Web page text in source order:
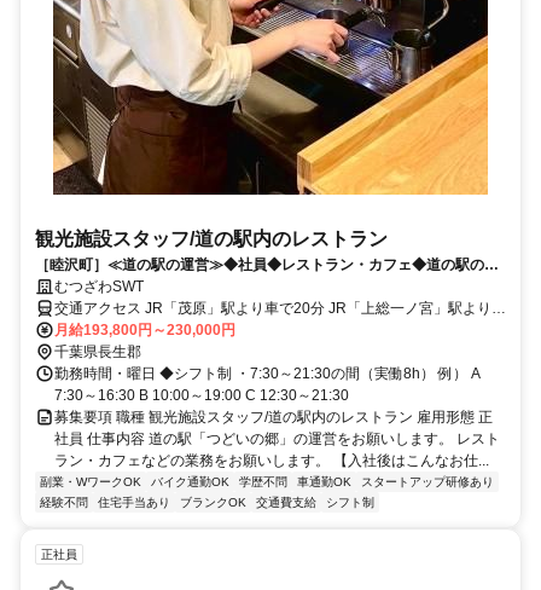
観光施設スタッフ/道の駅内のレストラン
［睦沢町］≪道の駅の運営≫◆社員◆レストラン・カフェ◆道の駅のお
仕事に尽力しませんか！
むつざわSWT
交通アクセス JR「茂原」駅より車で20分 JR「上総一ノ宮」駅より車
で15分 ■交通費支給（規定内） ★バイク・自転車通勤OK ★マイカー
通勤可
月給193,800円～230,000円
千葉県長生郡
勤務時間・曜日 ◆シフト制 ・7:30～21:30の間（実働8h） 例） A
7:30～16:30 B 10:00～19:00 C 12:30～21:30
募集要項 職種 観光施設スタッフ/道の駅内のレストラン 雇用形態 正
社員 仕事内容 道の駅「つどいの郷」の運営をお願いします。 レスト
ラン・カフェなどの業務をお願いします。 【入社後はこんなお仕...
副業・WワークOK バイク通勤OK 学歴不問 車通勤OK
スタートアップ研修あり
経験不問
住宅手当あり ブランクOK 交通費支給 シフト制
正社員